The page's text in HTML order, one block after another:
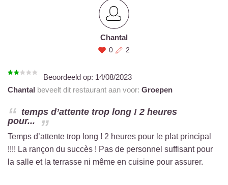
Chantal
0 2
Beoordeeld op: 14/08/2023
Chantal beveelt dit restaurant aan voor: Groepen
temps d’attente trop long ! 2 heures
pour...
Temps d’attente trop long ! 2 heures pour le plat principal
!!!! La rançon du succès ! Pas de personnel suffisant pour
la salle et la terrasse ni même en cuisine pour assurer.